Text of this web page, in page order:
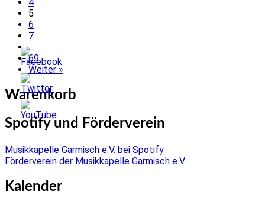
5
6
7
…
69
Weiter »
Warenkorb
Spotify und Förderverein
Musikkapelle Garmisch e.V. bei Spotify
Förderverein der Musikkapelle Garmisch e.V.
Kalender